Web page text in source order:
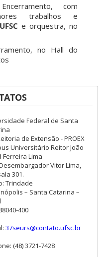
com
trabalhos e
e orquestra, no
no Hall do
Federal de Santa
de Extensão - PROEX
Universitário Reitor João
Ferreira Lima
Vitor Lima,
301.
Trindade
– Santa Catarina –
400
37seurs@contato.ufsc.br
(48) 3721-7428